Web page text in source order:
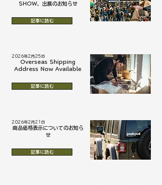
SHOW、出展のお知らせ
記事に読む
2026年2月25日
Overseas Shipping
Address Now Available
記事に読む
2026年2月21日
商品価格表示についてのお知ら
せ
記事に読む